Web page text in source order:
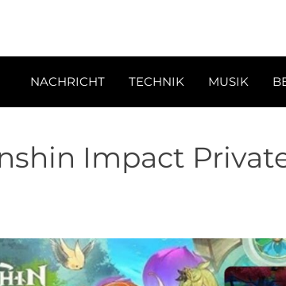
NACHRICHT TECHNIK MUSIK
Impact